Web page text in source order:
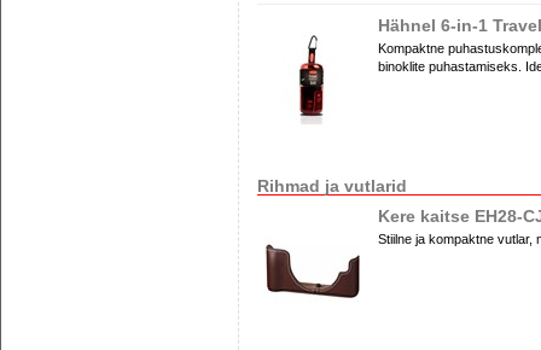
Hähnel 6-in-1
Kompaktne
binoklite puhastamiseks.
Rihmad ja vutlarid
Kere kaitse EH28-
Stiilne ja kompaktne vutlar,